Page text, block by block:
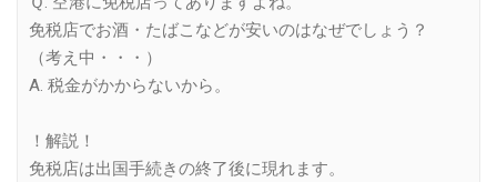
免税店でお酒・たばこなどが安いのはなぜでしょう？
（考え中・・・）
A. 税金がかからないから。
！解説！
免税店は出国手続きの終了後に現れます。